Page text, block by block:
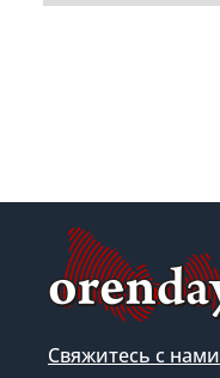
Свяжитесь с нами